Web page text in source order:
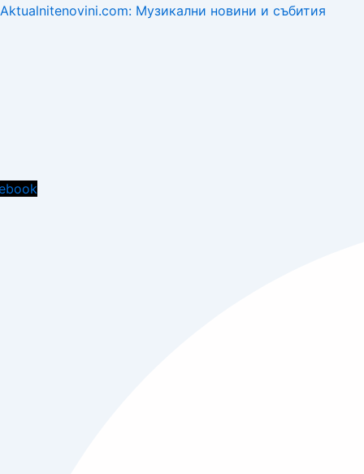
Aktualnitenovini.com: Музикални новини и събития
Menu